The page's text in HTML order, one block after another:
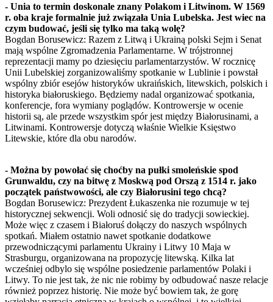
- Unia to termin doskonale znany Polakom i Litwinom. W 1569
r. oba kraje formalnie już związała Unia Lubelska. Jest wiec na
czym budować, jeśli się tylko ma taką wolę?
Bogdan Borusewicz: Razem z Litwą i Ukrainą polski Sejm i Senat
mają wspólne Zgromadzenia Parlamentarne. W trójstronnej
reprezentacji mamy po dziesięciu parlamentarzystów. W rocznicę
Unii Lubelskiej zorganizowaliśmy spotkanie w Lublinie i powstał
wspólny zbiór esejów historyków ukraińskich, litewskich, polskich i
historyka białoruskiego. Będziemy nadal organizować spotkania,
konferencje, fora wymiany poglądów. Kontrowersje w ocenie
historii są, ale przede wszystkim spór jest między Białorusinami, a
Litwinami. Kontrowersje dotyczą właśnie Wielkie Księstwo
Litewskie, które dla obu narodów.
- Można by powołać się choćby na pułki smoleńskie spod
Grunwaldu, czy na bitwę z Moskwą pod Orszą z 1514 r. jako
początek państwowości, ale czy Białorusini tego chcą?
Bogdan Borusewicz: Prezydent Łukaszenka nie rozumuje w tej
historycznej sekwencji. Woli odnosić się do tradycji sowieckiej.
Może więc z czasem i Białoruś dołączy do naszych wspólnych
spotkań. Miałem ostatnio nawet spotkanie dodatkowe
przewodniczącymi parlamentu Ukrainy i Litwy 10 Maja w
Strasburgu, organizowana na propozycję litewską. Kilka lat
wcześniej odbylo się wspólne posiedzenie parlamentów Polaki i
Litwy. To nie jest tak, że nic nie robimy by odbudować nasze relacje
również poprzez historię. Nie może być bowiem tak, że gorę